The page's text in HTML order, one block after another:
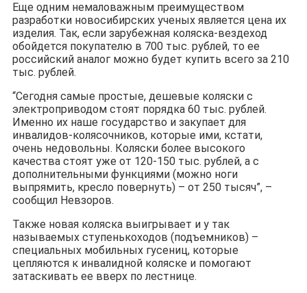
Еще одним немаловажным преимуществом
разработки новосибирских ученых является цена их
изделия. Так, если зарубежная коляска-вездеход
обойдется покупателю в 700 тыс. рублей, то ее
российский аналог можно будет купить всего за 210
тыс. рублей.
“Сегодня самые простые, дешевые коляски с
электроприводом стоят порядка 60 тыс. рублей.
Именно их наше государство и закупает для
инвалидов-колясочников, которые ими, кстати,
очень недовольны. Коляски более высокого
качества стоят уже от 120-150 тыс. рублей, а с
дополнительными функциями (можно ноги
выпрямить, кресло повернуть) – от 250 тысяч”, –
сообщил Невзоров.
Также новая коляска выигрывает и у так
называемых ступенькоходов (подъемников) –
специальных мобильных гусениц, которые
цепляются к инвалидной коляске и помогают
затаскивать ее вверх по лестнице.